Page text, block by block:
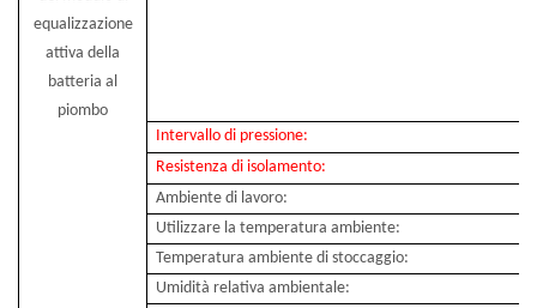
equalizzazione
attiva della
batteria al
piombo
Intervallo di pressione:
Resistenza di isolamento:
Ambiente di lavoro:
Utilizzare la temperatura ambiente:
Temperatura ambiente di stoccaggio:
Umidità relativa ambientale: